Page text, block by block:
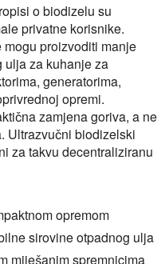
o biodizelu su
privatne korisnike.
proizvoditi manje
ulja za kuhanje za
generatorima,
opremi.
zamjena goriva, a ne
Ultrazvučni biodizelski
za takvu decentraliziranu
opremom
sirovine otpadnog ulja
miješanim spremnicima